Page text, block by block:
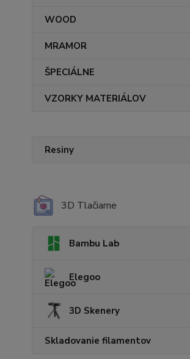
WOOD
MRAMOR
ŠPECIÁLNE
VZORKY MATERIÁLOV
Resiny
3D Tlačiarne
Bambu Lab
Elegoo
3D Skenery
Skladovanie filamentov